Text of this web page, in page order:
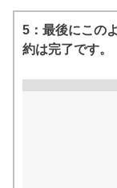
5：最後にこの
約は完了です。